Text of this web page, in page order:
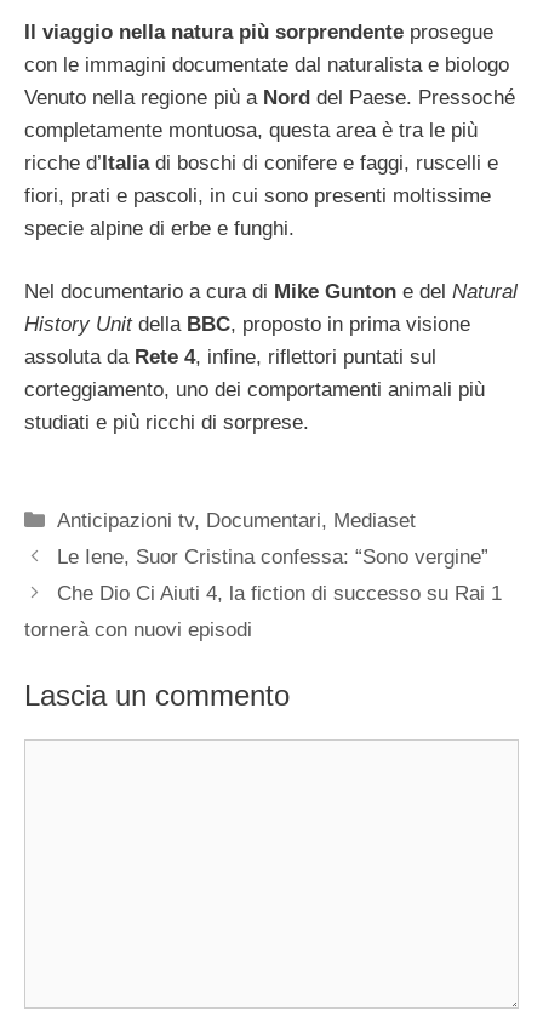
Il viaggio nella natura più sorprendente prosegue
con le immagini documentate dal naturalista e biologo
Venuto nella regione più a Nord del Paese. Pressoché
completamente montuosa, questa area è tra le più
ricche d’Italiadi boschi di conifere e faggi, ruscelli e
fiori, prati e pascoli, in cui sono presenti moltissime
specie alpine di erbe e funghi.
Nel documentario a cura di Mike Gunton e del Natural
History Unitdella BBC, proposto in prima visione
assoluta da Rete 4, infine, riflettori puntati sul
corteggiamento, uno dei comportamenti animali più
studiati e più ricchi di sorprese.
Categorie
Anticipazioni tv, Documentari, Mediaset
Le Iene, Suor Cristina confessa: “Sono vergine”
Che Dio Ci Aiuti 4, la fiction di successo su Rai 1
tornerà con nuovi episodi
Lascia un commento